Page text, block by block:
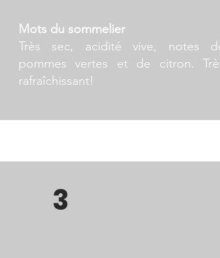
Mots du sommelier
Très sec, acidité vive, notes de
pommes vertes et de citron. Très
rafraîchissant!
Région : Allemagne / Rheinhessen
(Allemagne)
3